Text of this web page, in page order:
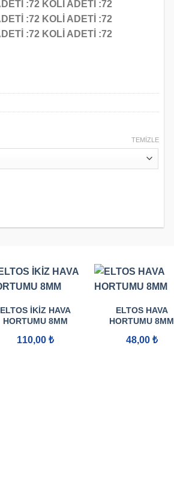
:72 KOLİ ADETİ :72
:72 KOLİ ADETİ :72
:72 KOLİ ADETİ :72
TEMIZLE
ELTOS İKIZ HAVA
HORTUMU 8MM
110,00 ₺
ELTOS HAVA
HORTUMU 8MM
48,00 ₺